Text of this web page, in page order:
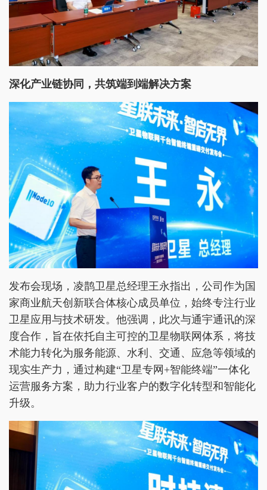
深化产业链协同，共筑端到端解决方案
发布会现场，凌鹊卫星总经理王永指出，公司作为国
家商业航天创新联合体核心成员单位，始终专注行业
卫星应用与技术研发。他强调，此次与通宇通讯的深
度合作，旨在依托自主可控的卫星物联网体系，将技
术能力转化为服务能源、水利、交通、应急等领域的
现实生产力，通过构建“卫星专网+智能终端”一体化
运营服务方案，助力行业客户的数字化转型和智能化
升级。